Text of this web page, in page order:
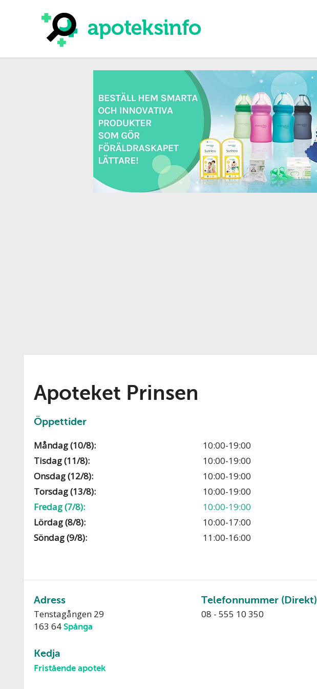
Apoteket Prinsen
Öppettider
Måndag (10/8):
10:00-19:00
Tisdag (11/8):
10:00-19:00
Onsdag (12/8):
10:00-19:00
Torsdag (13/8):
10:00-19:00
Fredag (7/8):
10:00-19:00
Lördag (8/8):
10:00-17:00
Söndag (9/8):
11:00-16:00
Adress
Tenstagången 29
163 64Spånga
Telefonnummer (Direkt)
08 - 555 10 350
Kedja
Fristående apotek